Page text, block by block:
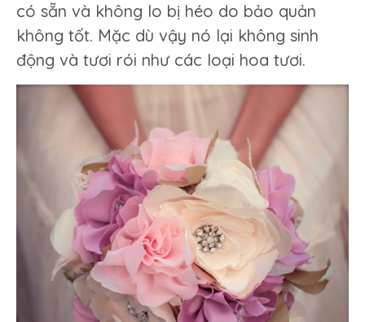
có sẵn và không lo bị héo do bảo quản
không tốt. Mặc dù vậy nó lại không sinh
động và tươi rói như các loại hoa tươi.